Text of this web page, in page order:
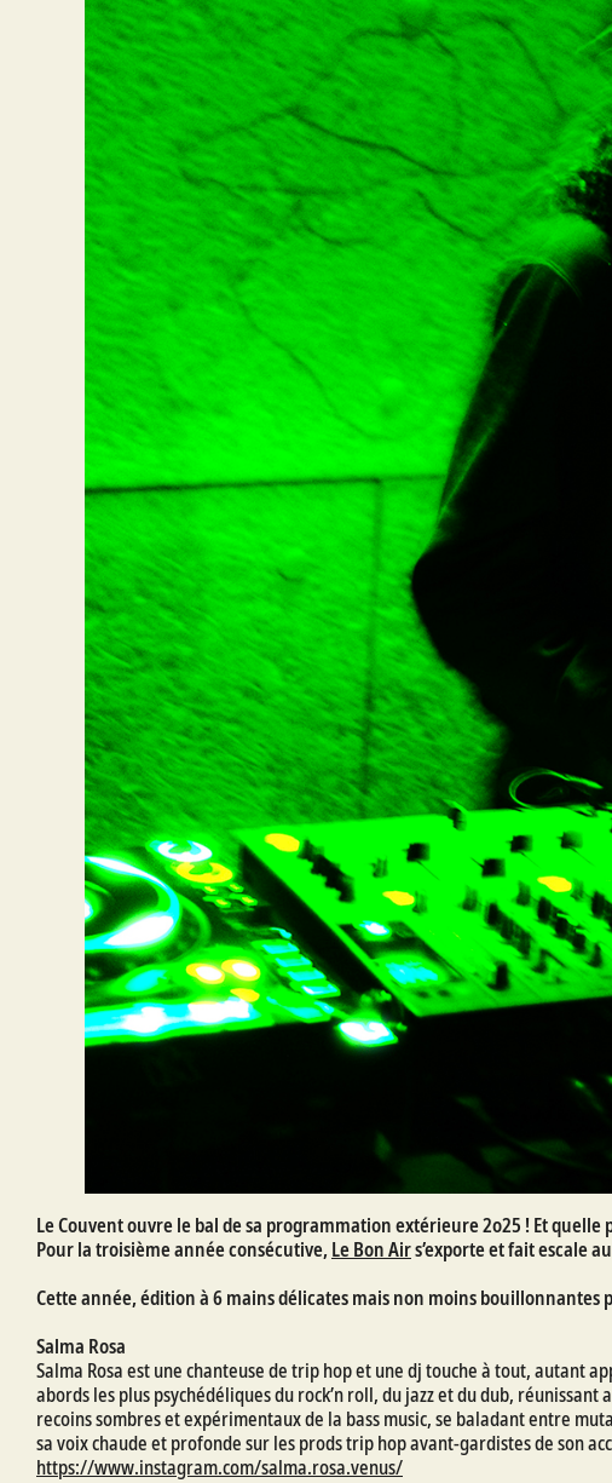
Le Couvent ouvre le bal de sa programmation extérieure 2o25 ! Et quelle
Pour la troisième année consécutive, Le Bon Airs’exporte et fait escale
Cette année, édition à 6 mains délicates mais non moins bouillonnantes
Salma Rosa
Salma Rosa est une chanteuse de trip hop et une dj touche à tout, autant
abords les plus psychédéliques du rock’n roll, du jazz et du dub,
recoins sombres et expérimentaux de la bass music, se baladant entre
sa voix chaude et profonde sur les prods trip hop avant-gardistes de son
https://www.instagram.com/salma.rosa.venus/